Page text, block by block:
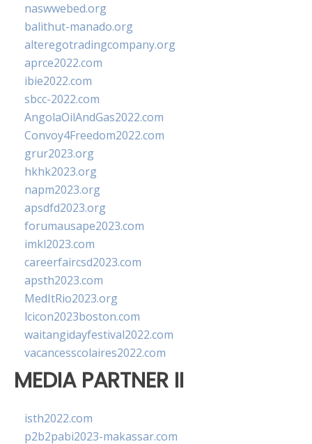
naswwebed.org
balithut-manado.org
alteregotradingcompany.org
aprce2022.com
ibie2022.com
sbcc-2022.com
AngolaOilAndGas2022.com
Convoy4Freedom2022.com
grur2023.org
hkhk2023.org
napm2023.org
apsdfd2023.org
forumausape2023.com
imkl2023.com
careerfaircsd2023.com
apsth2023.com
MedItRio2023.org
lcicon2023boston.com
waitangidayfestival2022.com
vacancesscolaires2022.com
MEDIA PARTNER II
isth2022.com
p2b2pabi2023-makassar.com